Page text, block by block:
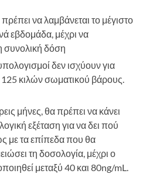
να λαμβάνεται το μέγιστο
εβδομάδα, μέχρι να
δόση
δεν ισχύουν για
κιλών σωματικού βάρους.
μήνες, θα πρέπει να κάνει
εξέταση για να δει πού
με τα επίπεδα που θα
τη δοσολογία, μέχρι ο
μεταξύ 40 και 80ng/mL.